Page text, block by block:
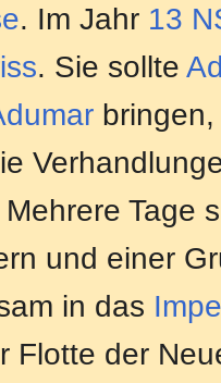
. Im Jahr 13
. Sie sollte
Tage
und einer
in das
Flotte der